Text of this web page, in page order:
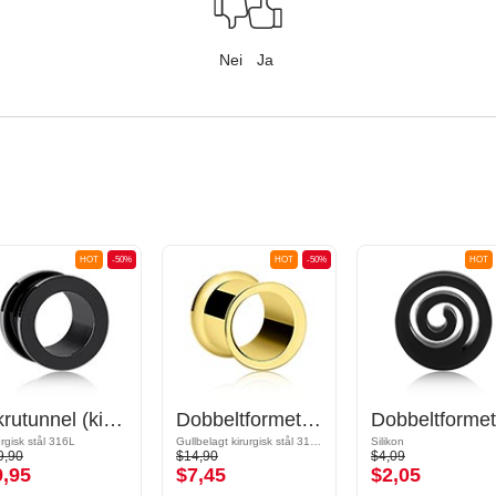
Nei Ja
-50%
HOT
Skrutunnel (kirurgisk stål, svart, skinnende finish)
stål 316L
-50%
HOT
Dobbeltformet tunnel (kirurgisk stål, gull, skinnende finish)
$14,90
$7,45
HOT
Silikon
$4,09
$2,05